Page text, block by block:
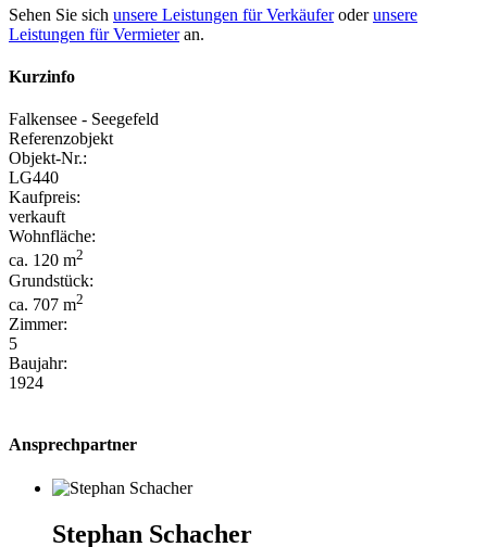
Sehen Sie sich unsere Leistungen für Verkäuferoderunsere
Leistungen für Vermieteran.
Kurzinfo
Falkensee - Seegefeld
Referenzobjekt
Objekt-Nr.:
LG440
Kaufpreis:
verkauft
Wohnfläche:
ca. 120 m2
Grundstück:
ca. 707 m2
Zimmer:
5
Baujahr:
1924
Ansprechpartner
Stephan Schacher